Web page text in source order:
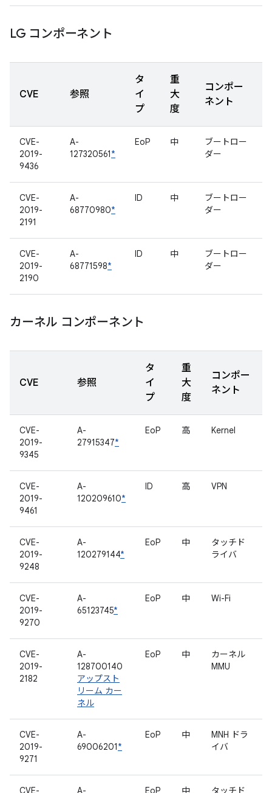
LG コンポーネント
CVE 参照
タ
イ
プ
重
大
度
コンポー
ネント
CVE-
2019-
9436
A-
127320561*
EoP 中
ブートロー
ダー
CVE-
2019-
2191
A-
68770980*
ID 中
ブートロー
ダー
CVE-
2019-
2190
A-
68771598*
ID 中
ブートロー
ダー
カーネル コンポーネント
CVE 参照
タ
イ
プ
重
大
度
コンポー
ネント
CVE-
2019-
9345
A-
27915347*
EoP 高 Kernel
CVE-
2019-
9461
A-
120209610*
ID 高 VPN
CVE-
2019-
9248
A-
120279144*
EoP 中
タッチド
ライバ
CVE-
2019-
9270
A-
65123745*
EoP 中 Wi-Fi
CVE-
2019-
2182
A-
128700140
アップスト
リーム カー
ネル
EoP 中
カーネル
MMU
CVE-
2019-
9271
A-
69006201*
EoP 中
MNH ドラ
イバ
CVE- A- EoP 中 タッチド